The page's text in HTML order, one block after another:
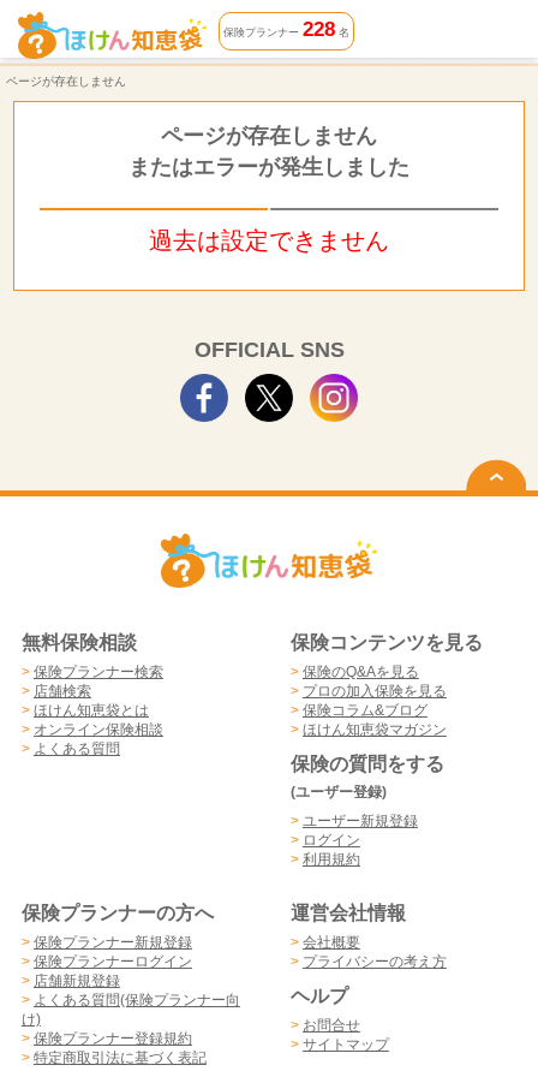
ページが存在しません | ほけん知恵袋
保険プランナー 228名
ページが存在しません
ページが存在しません
またはエラーが発生しました
過去は設定できません
OFFICIAL SNS
無料保険相談
> 保険プランナー検索
> 店舗検索
> ほけん知恵袋とは
> オンライン保険相談
> よくある質問
保険コンテンツを見る
> 保険のQ&Aを見る
> プロの加入保険を見る
> 保険コラム&ブログ
> ほけん知恵袋マガジン
保険の質問をする
(ユーザー登録)
> ユーザー新規登録
> ログイン
> 利用規約
保険プランナーの方へ
> 保険プランナー新規登録
> 保険プランナーログイン
> 店舗新規登録
> よくある質問(保険プランナー向
け)
> 保険プランナー登録規約
> 特定商取引法に基づく表記
運営会社情報
> 会社概要
> プライバシーの考え方
ヘルプ
> お問合せ
> サイトマップ